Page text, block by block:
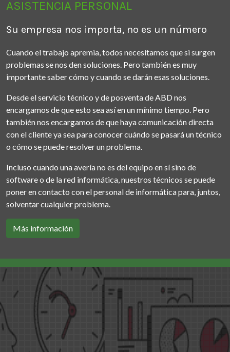
ASISTENCIA PERSONAL
Su empresa nos importa, no es un número
Cuando el trabajo apremia, todos necesitamos que si surgen
problemas se nos den soluciones. Pero también es muy
importante saber cómo y cuando se darán esas soluciones.
Desde el servicio técnico y de posventa de ABD nos
encargamos de que esto sea así en un mínimo tiempo. Pero
también nos encargamos de que haya comunicación directa
con el cliente ya sea para conocer cuándo se pasará un técnico
o cómo se puede resolver un problema.
Incluso cuando una avería no es del equipo en sí sino de
software o de la red informática, nuestros técnicos se puede
poner en contacto con el personal de informática para, juntos,
solventar cualquier problema.
Más información